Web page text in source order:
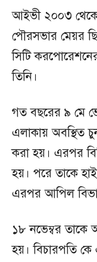
আইভী ২০০৩ থেকে
পৌরসভার মেয়র
সিটি করপোরেশনের
তিনি।
গত বছরের ৯ মে
এলাকায় অবস্থিত
করা হয়। এরপর
হয়। পরে তাকে
এরপর আপিল
১৮ নভেম্বর তাকে
হয়। বিচারপতি